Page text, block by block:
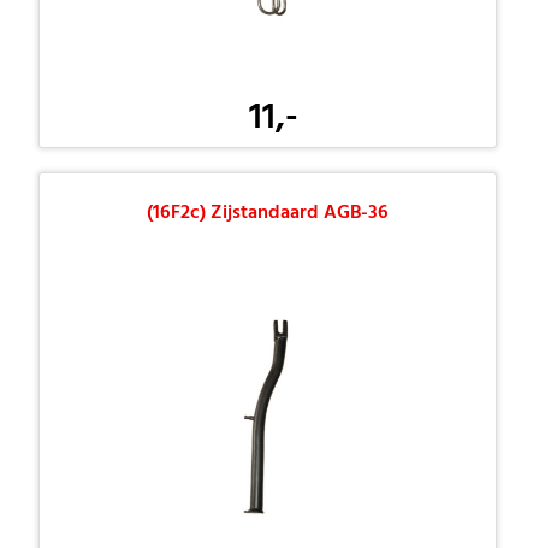
11,-
(16F2c) Zijstandaard AGB-36